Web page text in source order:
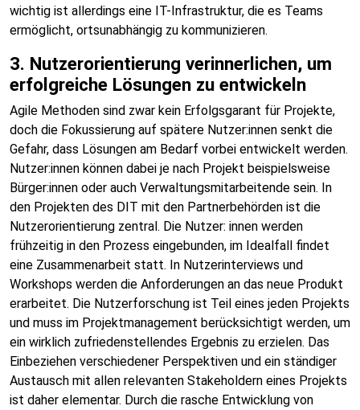
wichtig ist allerdings eine IT-Infrastruktur, die es Teams
ermöglicht, ortsunabhängig zu kommunizieren.
3. Nutzerorientierung verinnerlichen, um
erfolgreiche Lösungen zu entwickeln
Agile Methoden sind zwar kein Erfolgsgarant für Projekte,
doch die Fokussierung auf spätere Nutzer:innen senkt die
Gefahr, dass Lösungen am Bedarf vorbei entwickelt werden.
Nutzer:innen können dabei je nach Projekt beispielsweise
Bürger:innen oder auch Verwaltungsmitarbeitende sein. In
den Projekten des DIT mit den Partnerbehörden ist die
Nutzerorientierung zentral. Die Nutzer: innen werden
frühzeitig in den Prozess eingebunden, im Idealfall findet
eine Zusammenarbeit statt. In Nutzerinterviews und
Workshops werden die Anforderungen an das neue Produkt
erarbeitet. Die Nutzerforschung ist Teil eines jeden Projekts
und muss im Projektmanagement berücksichtigt werden, um
ein wirklich zufriedenstellendes Ergebnis zu erzielen. Das
Einbeziehen verschiedener Perspektiven und ein ständiger
Austausch mit allen relevanten Stakeholdern eines Projekts
ist daher elementar. Durch die rasche Entwicklung von